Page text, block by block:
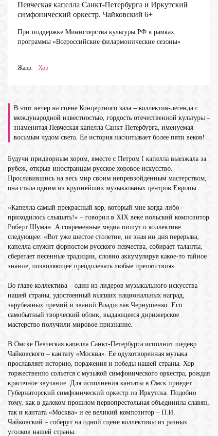
Певческая капелла Санкт-Петербурга и Иркутский
симфонический оркестр. Чайковский 6+
При поддержке Министерства культуры РФ в рамках
программы «Всероссийские филармонические сезоны»
Жанр: Хор
В этот вечер на сцене Концертного зала – коллектив-легенда с
международной известностью, гордость отечественной культуры –
знаменитая Певческая капелла Санкт-Петербурга, именуемая
восьмым чудом света. Ее история насчитывает более пяти веков!
Будучи придворным хором, вместе с Петром I капелла выезжала за
рубеж, открыв иностранцам русское хоровое искусство.
Прославившись на весь мир своим непревзойденным мастерством,
она стала одним из крупнейших музыкальных центров Европы.
«Капелла самый прекрасный хор, который мне когда-либо
приходилось слышать!» – говорил в ХIХ веке польский композитор
Роберт Шуман. А современные медиа пишут о коллективе
следующее: «Вот уже шестое столетие, не зная ни дня перерыва,
капелла служит форпостом русского певчества, собирает таланты,
сберегает песенные традиции, словно аккумулируя какое-то тайное
знание, позволяющее преодолевать любые препятствия».
Во главе коллектива – один из лидеров музыкального искусства
нашей страны, удостоенный высших национальных наград,
зарубежных премий и званий Владислав Чернушенко. Его
самобытный творческий облик, выдающееся дирижерское
мастерство получили мировое признание.
В Омске Певческая капелла Санкт-Петербурга исполнит шедевр
Чайковского – кантату «Москва». Ее одухотворенная музыка
прославляет историю, поражения и победы нашей страны. Хор
торжественно сольется с музыкой симфонического оркестра, рождая
красочное звучание. Для исполнения кантаты в Омск приедет
Губернаторский симфонический оркестр из Иркутска. Подобно
тому, как в далеком прошлом первопрестольная объединила славян,
так и кантата «Москва» и ее великий композитор – П.И.
Чайковский – соберут на одной сцене коллективы из разных
уголков нашей страны.